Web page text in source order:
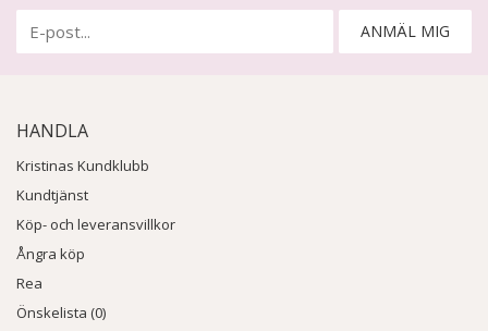
ANMÄL MIG
HANDLA
Kristinas Kundklubb
Kundtjänst
Köp- och leveransvillkor
Ångra köp
Rea
Önskelista (0)